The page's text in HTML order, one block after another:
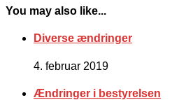
You may also like...
Diverse ændringer
4. februar 2019
Ændringer i bestyrelsen